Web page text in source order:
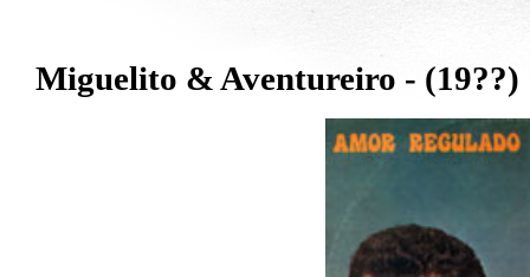
Miguelito & Aventureiro - (19??)